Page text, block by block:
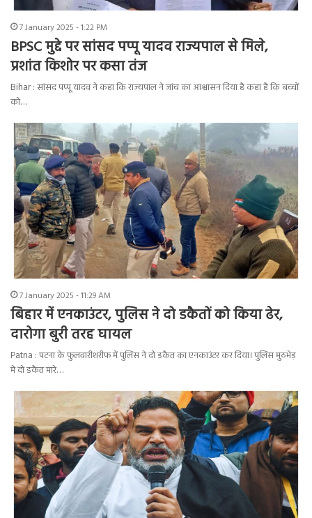
7 January 2025 - 1:22 PM
BPSC मुद्दे पर सांसद पप्पू यादव राज्यपाल से मिले,
प्रशांत किशोर पर कसा तंज
Bihar : सांसद पप्पू यादव ने कहा कि राज्यपाल ने जांच का आश्वासन दिया है कहा है कि बच्चों
को…
7 January 2025 - 11:29 AM
बिहार में एनकाउंटर, पुलिस ने दो डकैतों को किया ढेर,
दारोगा बुरी तरह घायल
Patna : पटना के फुलवारीशरीफ में पुलिस ने दो डकैत का एनकाउंटर कर दिया। पुलिस मुठभेड़
में दो डकैत मारे…